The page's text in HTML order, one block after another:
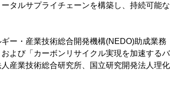
タルサプライチェーンを構築し、持続可能
ー・産業技術総合開発機構(NEDO)助成業務
よび「カーボンリサイクル実現を加速する
産業技術総合研究所、国立研究開発法人理